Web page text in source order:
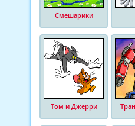
Смешарики
Том и Джерри